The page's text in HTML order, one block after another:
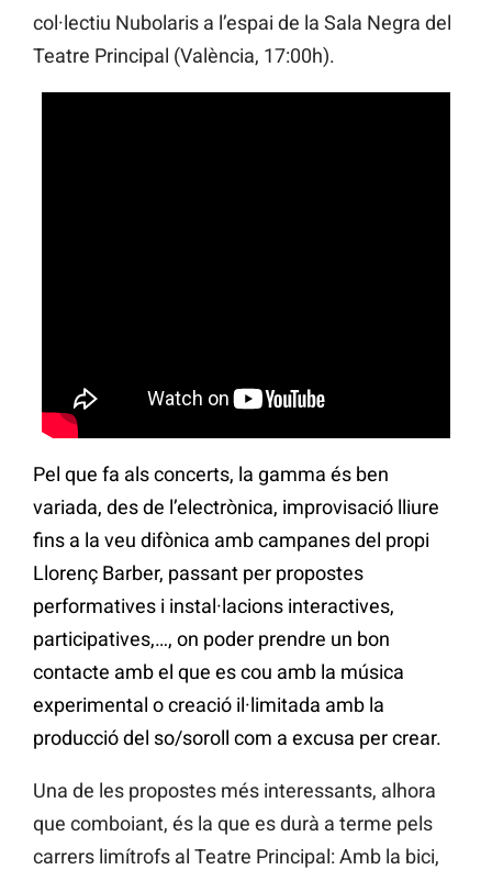
col·lectiu Nubolaris a l’espai de la Sala Negra del
Teatre Principal (València, 17:00h).
Pel que fa als concerts, la gamma és ben
variada, des de l’electrònica, improvisació lliure
fins a la veu difònica amb campanes del propi
Llorenç Barber, passant per propostes
performatives i instal·lacions interactives,
participatives,…, on poder prendre un bon
contacte amb el que es cou amb la música
experimental o creació il·limitada amb la
producció del so/soroll com a excusa per crear.
Una de les propostes més interessants, alhora
que comboiant, és la que es durà a terme pels
carrers limítrofs al Teatre Principal: Amb la bici,